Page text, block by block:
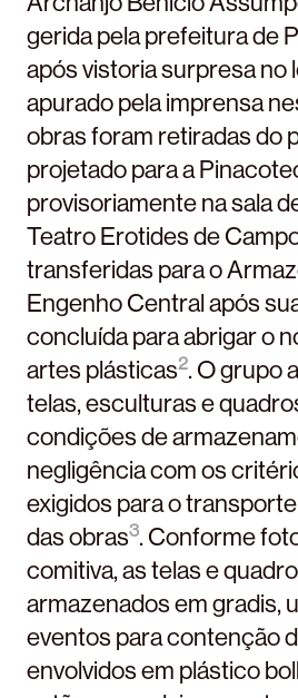
gerida pela prefeitura de
após vistoria surpresa no
apurado pela imprensa
obras foram retiradas do
projetado para a
provisoriamente na sala
Teatro Erotides de
transferidas para o
Engenho Central após
concluída para abrigar o
artes plásticas2. O grupo
telas, esculturas e
condições de
negligência com os
exigidos para o
das obras3. Conforme
comitiva, as telas e
armazenados em gradis,
eventos para contenção
envolvidos em plástico